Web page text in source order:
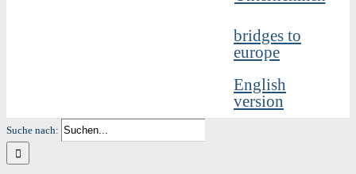
bridges to
europe
English
version
Suche nach: